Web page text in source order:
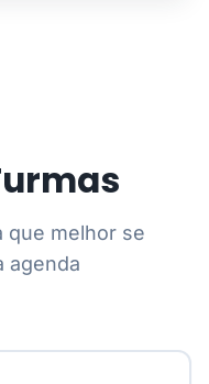
que melhor se
agenda